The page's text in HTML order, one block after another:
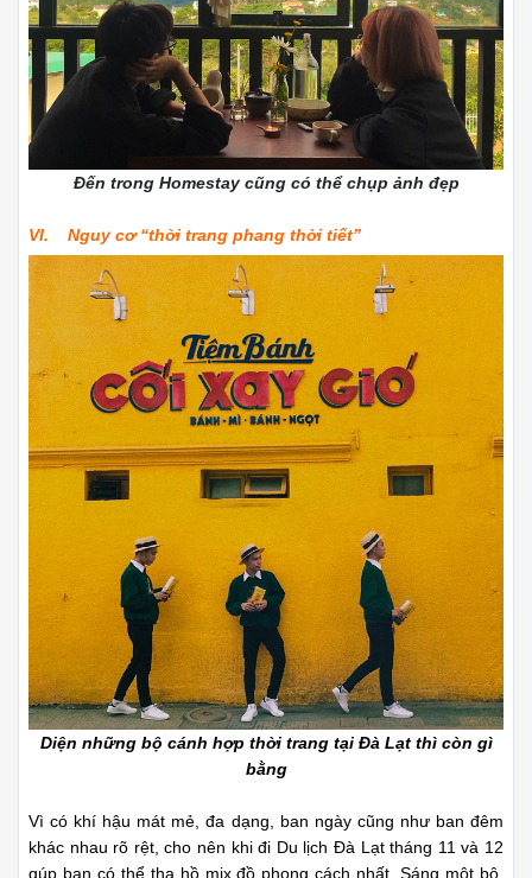
Đến trong Homestay cũng có thể chụp ảnh đẹp
VI. Nguy cơ “thời trang phang thời tiết”
Diện những bộ cánh hợp thời trang tại Đà Lạt thì còn gì
bằng
Vì có khí hậu mát mẻ, đa dạng, ban ngày cũng như ban đêm
khác nhau rõ rệt, cho nên khi đi Du lịch Đà Lạt tháng 11 và 12
gúp bạn có thể tha hồ mix đồ phong cách nhất. Sáng một bộ,